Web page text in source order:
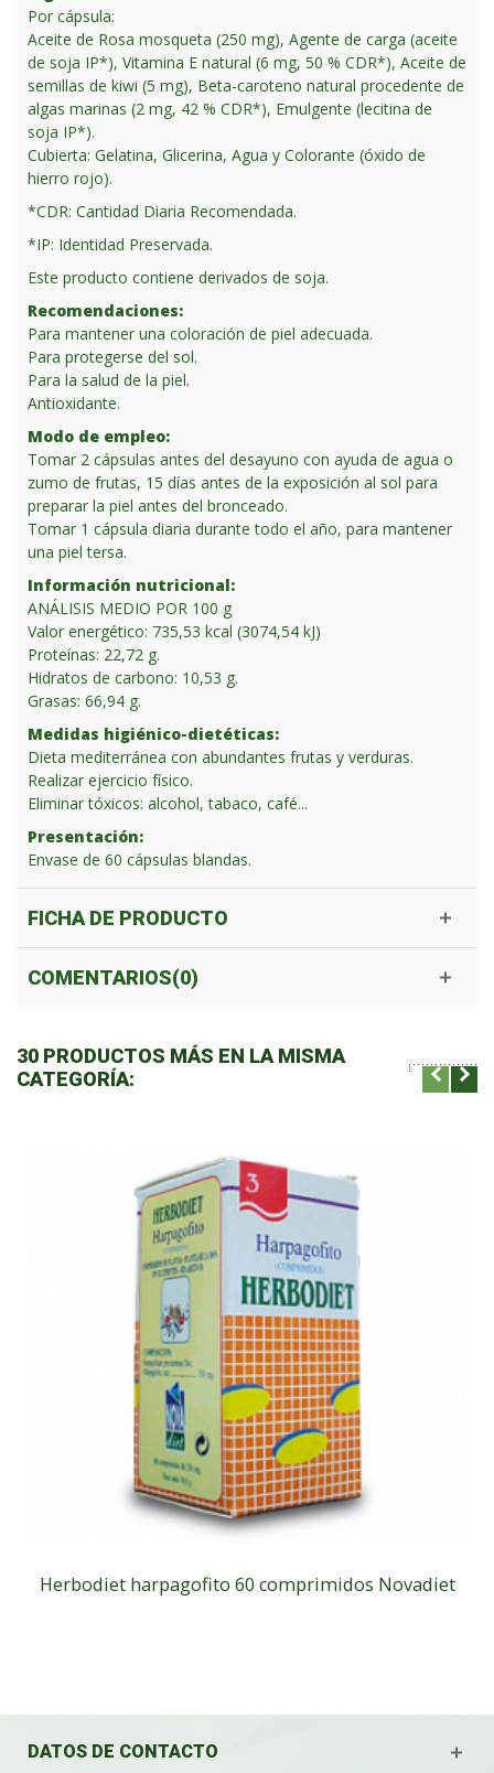
Por cápsula:
Aceite de Rosa mosqueta (250 mg), Agente de carga (aceite
de soja IP*), Vitamina E natural (6 mg, 50 % CDR*), Aceite de
semillas de kiwi (5 mg), Beta-caroteno natural procedente de
algas marinas (2 mg, 42 % CDR*), Emulgente (lecitina de
soja IP*).
Cubierta: Gelatina, Glicerina, Agua y Colorante (óxido de
hierro rojo).
*CDR: Cantidad Diaria Recomendada.
*IP: Identidad Preservada.
Este producto contiene derivados de soja.
Recomendaciones:
Para mantener una coloración de piel adecuada.
Para protegerse del sol.
Para la salud de la piel.
Antioxidante.
Modo de empleo:
Tomar 2 cápsulas antes del desayuno con ayuda de agua o
zumo de frutas, 15 días antes de la exposición al sol para
preparar la piel antes del bronceado.
Tomar 1 cápsula diaria durante todo el año, para mantener
una piel tersa.
Información nutricional:
ANÁLISIS MEDIO POR 100 g
Valor energético: 735,53 kcal (3074,54 kJ)
Proteínas: 22,72 g.
Hidratos de carbono: 10,53 g.
Grasas: 66,94 g.
Medidas higiénico-dietéticas:
Dieta mediterránea con abundantes frutas y verduras.
Realizar ejercicio físico.
Eliminar tóxicos: alcohol, tabaco, café...
Presentación:
Envase de 60 cápsulas blandas.
FICHA DE PRODUCTO
COMENTARIOS(0)
30 PRODUCTOS MÁS EN LA MISMA
CATEGORÍA:
Herbodiet harpagofito 60 comprimidos Novadiet
DATOS DE CONTACTO